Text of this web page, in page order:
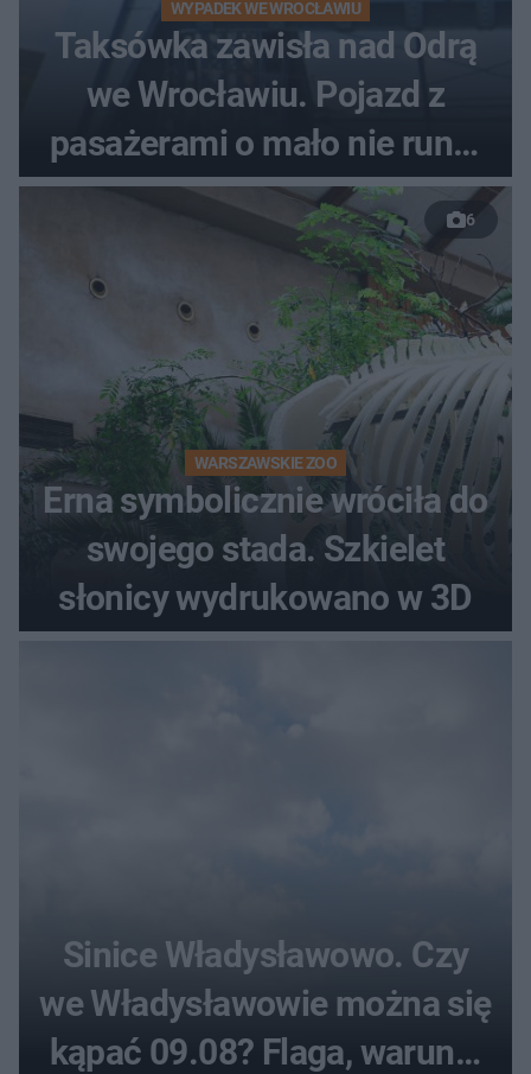
WYPADEK WE WROCŁAWIU
Taksówka zawisła nad Odrą
we Wrocławiu. Pojazd z
pasażerami o mało nie runął
do rzeki
6
WARSZAWSKIE ZOO
Erna symbolicznie wróciła do
swojego stada. Szkielet
słonicy wydrukowano w 3D
Sinice Władysławowo. Czy
we Władysławowie można się
kąpać 09.08? Flaga, warunki